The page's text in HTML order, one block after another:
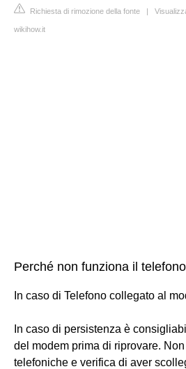
Richiesta di rimozione della fonte |
wikihow.it
Perché non funziona il
In caso di Telefono collegato al
In caso di persistenza è
del modem prima di riprovare.
telefoniche e verifica di aver